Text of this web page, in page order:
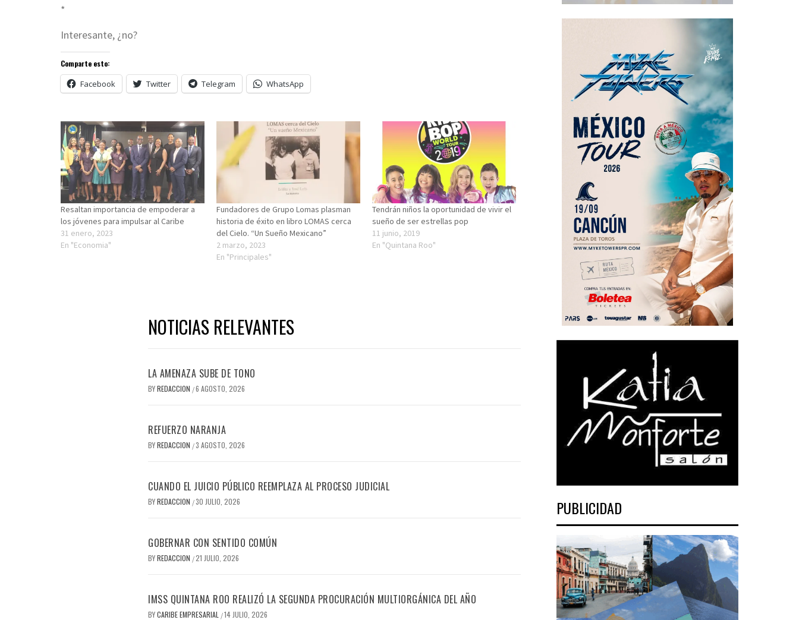
*
Interesante, ¿no?
Comparte esto:
Facebook Twitter Telegram WhatsApp
Resaltan importancia de empoderar a
los jóvenes para impulsar al Caribe
31 enero, 2023
En "Economia"
Fundadores de Grupo Lomas plasman
historia de éxito en libro LOMAS cerca
del Cielo. “Un Sueño Mexicano”
2 marzo, 2023
En "Principales"
Tendrán niños la oportunidad de vivir el
sueño de ser estrellas pop
11 junio, 2019
En "Quintana Roo"
NOTICIAS RELEVANTES
LA AMENAZA SUBE DE TONO
BYREDACCION /6 AGOSTO, 2026
REFUERZO NARANJA
BYREDACCION /3 AGOSTO, 2026
CUANDO EL JUICIO PÚBLICO REEMPLAZA AL PROCESO JUDICIAL
BYREDACCION /30 JULIO, 2026
GOBERNAR CON SENTIDO COMÚN
BYREDACCION /21 JULIO, 2026
IMSS QUINTANA ROO REALIZÓ LA SEGUNDA PROCURACIÓN MULTIORGÁNICA DEL AÑO
BYCARIBE EMPRESARIAL /14 JULIO, 2026
PUBLICIDAD